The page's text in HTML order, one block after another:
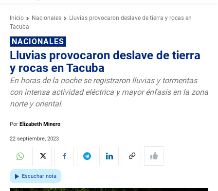
Inicio Nacionales
Lluvias provocaron deslave de tierra y rocas en
Tacuba
NACIONALES
Lluvias provocaron deslave de tierra
y rocas en Tacuba
En horas de la noche se registraron lluvias y tormentas
con intensa actividad eléctrica y mayor énfasis en la zona
norte y oriental.
Por Elizabeth Minero
22 septiembre, 2023
Escuchar nota